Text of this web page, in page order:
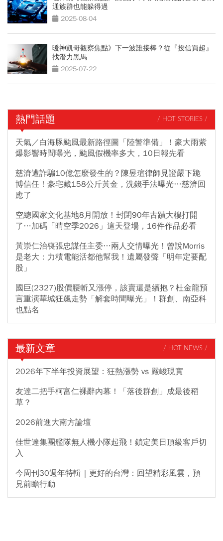
通族群也能躲得過
2025-08-04
暖神凱哥觀察焦點》下一波誰接棒？從『投信買超』
找潛力黑馬
2025-07-22
熱門話題 / HOT STORIES /
天氣／白海豚颱風最新路徑圖「陸警準備」！豪大雨紫
爆影響時間曝光，颱風假機率多大，10日報先看
慈濟遭詐騙10億怎麼發生的？陳昱瑄律師見證嚴下跪
博信任！豪宅藏158公斤黃金，洗錢手法曝光…慈濟回
應了
空總國家文化基地8月開放！封閉90年古蹟大樓打開
了…加碼「晴空季2026」這天登場，16件作品必看
黃崇仁治喪張忠謀任主委…兩人交情曝光！曾說Morris
是老大：力積電能活都他幫我！遺屬發聲「明年定要配
股」
國巨(2327)股價腰斬又漲停，該賣還是續抱？杜金龍預
言重演華城狂飆走勢「解套時間曝光」！群創、南亞科
也點名
最新文章 / HOT NEWS /
2026年下半年投資展望：狂熱漲勢 vs 嚴峻現實
友達二把手柯富仁裸辭內幕！「落後群創」成最後稻
草？
2026前進大南方論壇
佳世達集團艦隊無人機小隊起飛！鎖定美日頂級客戶切
入
今周刊30週年特輯｜更好的台灣：回望精彩風雲，預
見前瞻行動